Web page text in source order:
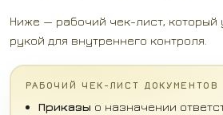
Ниже — рабочий чек-лист, который
рукой для внутреннего контроля.
РАБОЧИЙ ЧЕК-ЛИСТ ДОКУМЕНТОВ
Приказы о назначении